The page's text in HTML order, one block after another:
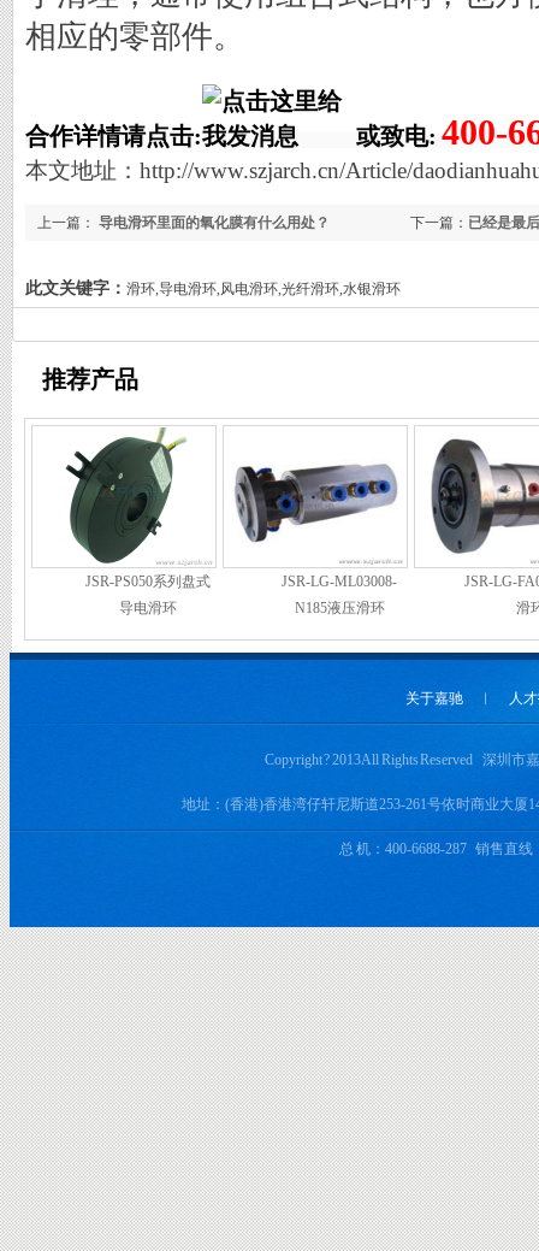
相应的零部件。
合作详情请点击: 或致电: 400-
本文地址：http://www.szjarch.cn/Article/
下一篇： 已经是最
上一篇： 导电滑环里面的氧化膜有什么用处？
此文关键字： 滑环,导电滑环,风电滑环,光纤滑环,水银滑环
推荐产品
JSR-PS050系列盘式
导电滑环
JSR-LG-ML03008-
N185液压滑环
JSR-LG-
滑
关于嘉驰 ︱ 人
Copyright ? 2013 All Rights Reserved 深圳
地址：(香港)香港湾仔轩尼斯道253-261号依时商业大
总 机：400-6688-287 销售直线